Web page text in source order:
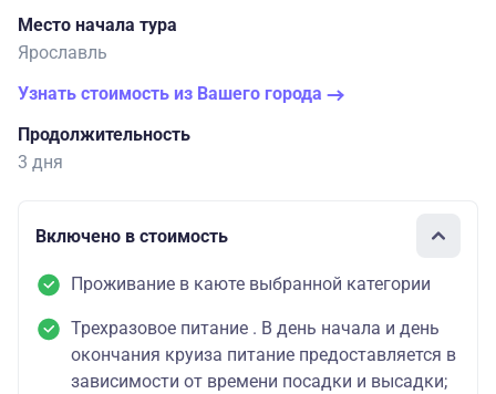
Место начала тура
Ярославль
Узнать стоимость из Вашего города
Продолжительность
3 дня
Включено в стоимость
Проживание в каюте выбранной категории
Трехразовое питание . В день начала и день
окончания круиза питание предоставляется в
зависимости от времени посадки и высадки;